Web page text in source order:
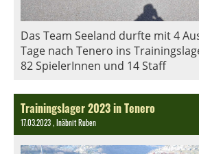
Das Team Seeland durfte mit 4
Tage nach Tenero ins
82 SpielerInnen und 14 Staff
Trainingslager 2023 in Tenero
17.03.2023, Inäbnit Ruben